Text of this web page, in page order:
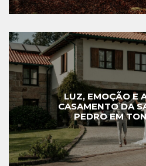
LUZ, EMOÇÃO E
CASAMENTO DA
PEDRO EM